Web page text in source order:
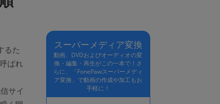
るた
ばれ
サイ
スーパーメディア変換
動画、DVDおよびオーディオの変
換・編集・再生がこの一本で！さ
らに、「FonePawスーパーメディ
ア変換」で動画の作成や加工もお
手軽に！